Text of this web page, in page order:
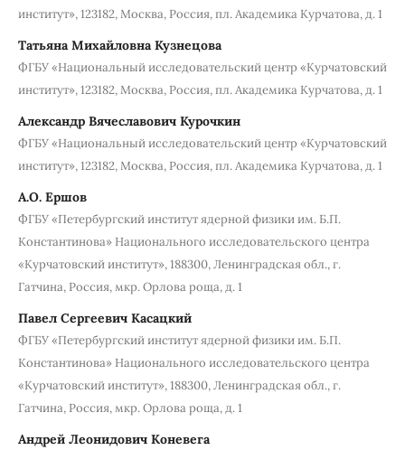
институт», 123182, Москва, Россия, пл. Академика Курчатова, д. 1
Татьяна Михайловна Кузнецова
ФГБУ «Национальный исследовательский центр «Курчатовский
институт», 123182, Москва, Россия, пл. Академика Курчатова, д. 1
Александр Вячеславович Курочкин
ФГБУ «Национальный исследовательский центр «Курчатовский
институт», 123182, Москва, Россия, пл. Академика Курчатова, д. 1
А.О. Ершов
ФГБУ «Петербургский институт ядерной физики им. Б.П.
Константинова» Национального исследовательского центра
«Курчатовский институт», 188300, Ленинградская обл., г.
Гатчина, Россия, мкр. Орлова роща, д. 1
Павел Сергеевич Касацкий
ФГБУ «Петербургский институт ядерной физики им. Б.П.
Константинова» Национального исследовательского центра
«Курчатовский институт», 188300, Ленинградская обл., г.
Гатчина, Россия, мкр. Орлова роща, д. 1
Андрей Леонидович Коневега